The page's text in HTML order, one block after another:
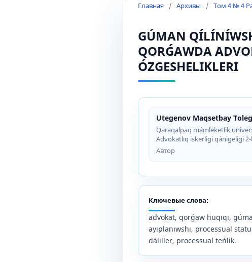
Главная / Архивы / Том 4 № 4
GÚMАN
QОRǴАWDА
ÓZGЕSHЕLIKLЕRI
Utegenov Maqsetbay
Qaraqalpaq mámleketlik
Advokatlıq iskerligi qánigeligi
Автор
Ключевые слова:
advokat, qorǵaw huqıqı,
ayıplanıwshı, processual
dáliller, processual teńlik.